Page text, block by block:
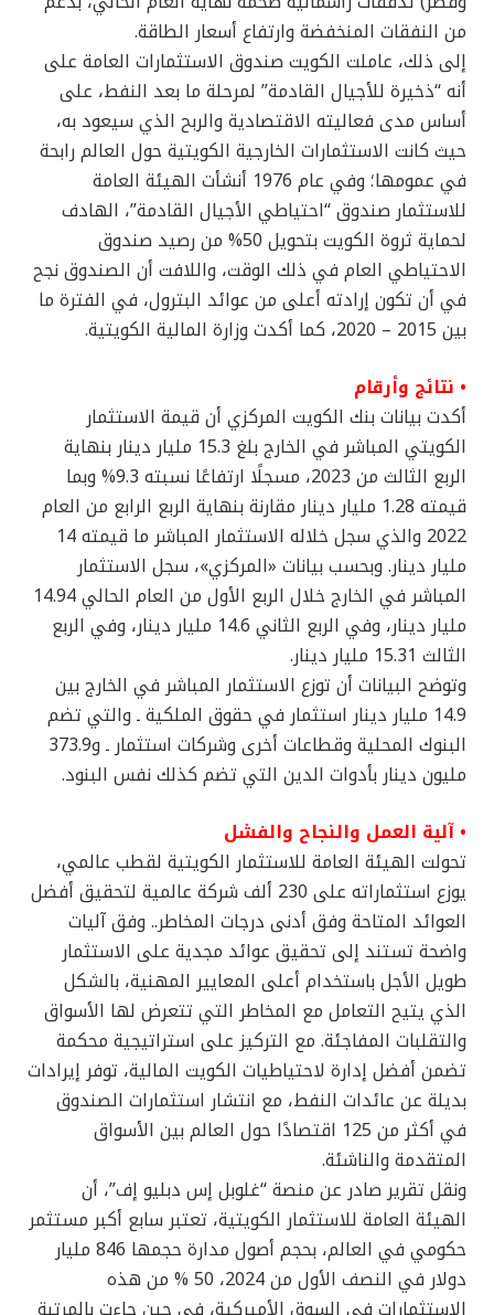
من النفقات المنخفضة وارتفاع أسعار الطاقة.
إلى ذلك، عاملت الكويت صندوق الاستثمارات العامة على
أنه “ذخيرة للأجيال القادمة” لمرحلة ما بعد النفط، على
أساس مدى فعاليته الاقتصادية والربح الذي سيعود به،
حيث كانت الاستثمارات الخارجية الكويتية حول العالم رابحة
في عمومها؛ وفي عام 1976 أنشأت الهيئة العامة
للاستثمار صندوق “احتياطي الأجيال القادمة”، الهادف
لحماية ثروة الكويت بتحويل 50% من رصيد صندوق
الاحتياطي العام في ذلك الوقت، واللافت أن الصندوق نجح
في أن تكون إرادته أعلى من عوائد البترول، في الفترة ما
بين 2015 – 2020، كما أكدت وزارة المالية الكويتية.
• نتائج وأرقام
أكدت بيانات بنك الكويت المركزي أن قيمة الاستثمار
الكويتي المباشر في الخارج بلغ 15.3 مليار دينار بنهاية
الربع الثالث من 2023، مسجلًا ارتفاعًا نسبته 9.3% وبما
قيمته 1.28 مليار دينار مقارنة بنهاية الربع الرابع من العام
2022 والذي سجل خلاله الاستثمار المباشر ما قيمته 14
مليار دينار. وبحسب بيانات «المركزي»، سجل الاستثمار
المباشر في الخارج خلال الربع الأول من العام الحالي 14.94
مليار دينار، وفي الربع الثاني 14.6 مليار دينار، وفي الربع
الثالث 15.31 مليار دينار.
وتوضح البيانات أن توزع الاستثمار المباشر في الخارج بين
14.9 مليار دينار استثمار في حقوق الملكية ـ والتي تضم
البنوك المحلية وقطاعات أخرى وشركات استثمار ـ و373.9
مليون دينار بأدوات الدين التي تضم كذلك نفس البنود.
• آلية العمل والنجاح والفشل
تحولت الهيئة العامة للاستثمار الكويتية لقطب عالمي،
يوزع استثماراته على 230 ألف شركة عالمية لتحقيق أفضل
العوائد المتاحة وفق أدنى درجات المخاطر.. وفق آليات
واضحة تستند إلى تحقيق عوائد مجدية على الاستثمار
طويل الأجل باستخدام أعلى المعايير المهنية، بالشكل
الذي يتيح التعامل مع المخاطر التي تتعرض لها الأسواق
والتقلبات المفاجئة. مع التركيز على استراتيجية محكمة
تضمن أفضل إدارة لاحتياطيات الكويت المالية، توفر إيرادات
بديلة عن عائدات النفط، مع انتشار استثمارات الصندوق
في أكثر من 125 اقتصادًا حول العالم بين الأسواق
المتقدمة والناشئة.
ونقل تقرير صادر عن منصة “غلوبل إس دبليو إف”، أن
الهيئة العامة للاستثمار الكويتية، تعتبر سابع أكبر مستثمر
حكومي في العالم، بحجم أصول مدارة حجمها 846 مليار
دولار في النصف الأول من 2024، 50 % من هذه